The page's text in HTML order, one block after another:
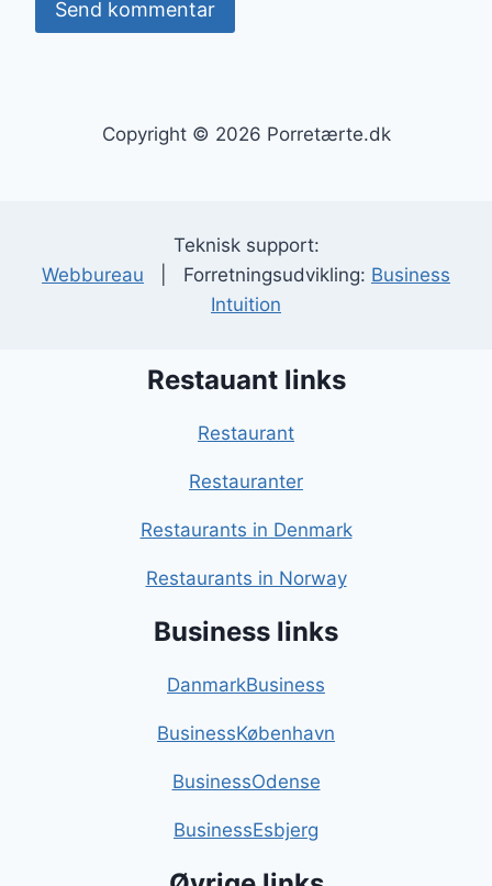
Copyright © 2026 Porretærte.dk
Teknisk support:
Webbureau | Forretningsudvikling: Business
Intuition
Restauant links
Restaurant
Restauranter
Restaurants in Denmark
Restaurants in Norway
Business links
DanmarkBusiness
BusinessKøbenhavn
BusinessOdense
BusinessEsbjerg